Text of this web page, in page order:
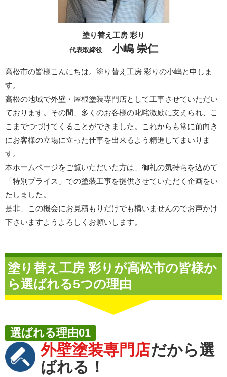
塗り替え工房 彩り
代表取締役 小嶋 崇仁
高松市の皆様こんにちは。塗り替え工房 彩りの小嶋と申しま
す。
高松の地域で外壁・屋根塗装専門店として工事させていただい
ております。その間、多くのお客様の叱咤激励に支えられ、こ
こまでつづけてくることができました。これからも常に前向き
にお客様の立場に立った仕事を出来るよう精進してまいりま
す。
本ホームページをご覧いただいた方は、御礼の気持ちを込めて
「特別プライス」での塗装工事を提供させていただく企画をい
たしました。
是非、この機会にお見積もりだけでも構いませんのでお声かけ
下さいますようよろしくお願いします。
塗り替え工房 彩りが高松市の皆様か
ら選ばれる5つの理由
外壁塗装専門店だから選
ばれる！
選ばれる理由01